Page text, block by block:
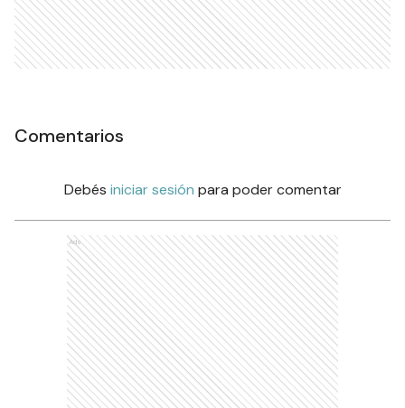
Comentarios
Debés iniciar sesión para poder comentar
Ads